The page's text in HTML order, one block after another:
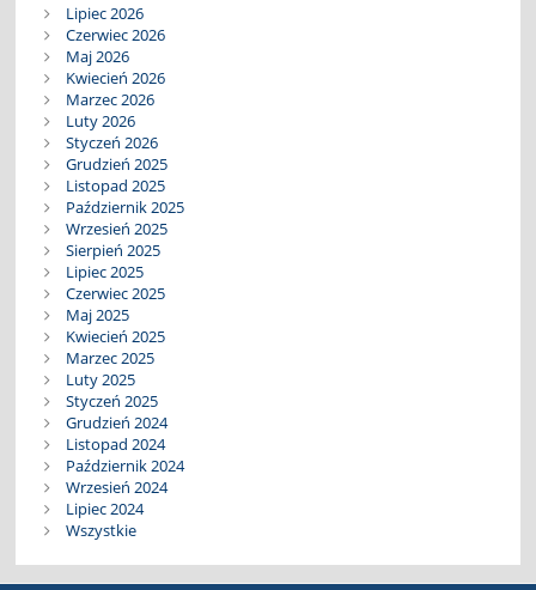
Lipiec 2026
Czerwiec 2026
Maj 2026
Kwiecień 2026
Marzec 2026
Luty 2026
Styczeń 2026
Grudzień 2025
Listopad 2025
Październik 2025
Wrzesień 2025
Sierpień 2025
Lipiec 2025
Czerwiec 2025
Maj 2025
Kwiecień 2025
Marzec 2025
Luty 2025
Styczeń 2025
Grudzień 2024
Listopad 2024
Październik 2024
Wrzesień 2024
Lipiec 2024
Wszystkie